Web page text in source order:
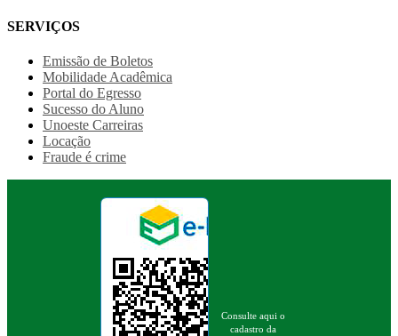
SERVIÇOS
Emissão de Boletos
Mobilidade Acadêmica
Portal do Egresso
Sucesso do Aluno
Unoeste Carreiras
Locação
Fraude é crime
Consulte aqui o
cadastro da